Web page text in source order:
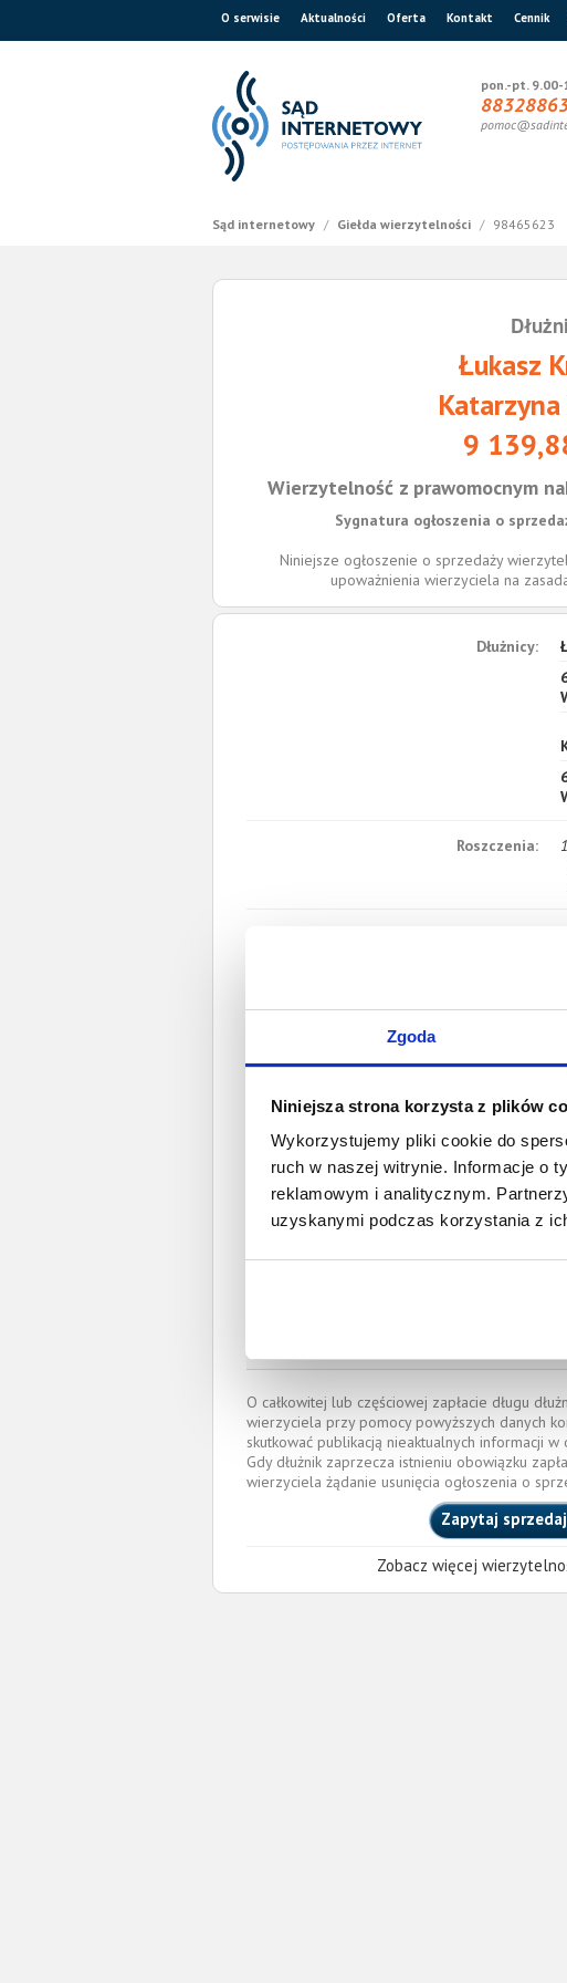
Zgoda
Niniejsza strona korzysta z plików
Wykorzystujemy pliki cookie do
ruch w naszej witrynie. Informacje o
reklamowym i analitycznym.
uzyskanymi podczas korzystania z
O serwisie Aktualności Oferta Kontakt Cennik
pon.-pt. 9.00-
Sąd internetowy / Giełda wierzytelności / 98465623
Łukasz
9
Wierzytelność z prawomocnym
Sygnatura ogłoszenia o
Niniejsze ogłoszenie o sprzedaży
upoważnienia wierzyciela na
Dłużnicy:
Roszczenia:
Całkowita wartość wierzytelności:
wyrok sądu z dnia:
Data wystawienia:
Pełnomocnik
Katarzyna Noskowicz
O całkowitej lub częściowej zapłacie długu
wierzyciela przy pomocy powyższych danych
skutkować publikacją nieaktualnych informacji
Gdy dłużnik zaprzecza istnieniu obowiązku
wierzyciela żądanie usunięcia ogłoszenia o
Zapytaj
Zobacz więcej